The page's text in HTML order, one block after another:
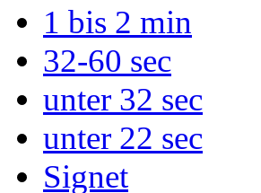
1 bis 2 min
32-60 sec
unter 32 sec
unter 22 sec
Signet